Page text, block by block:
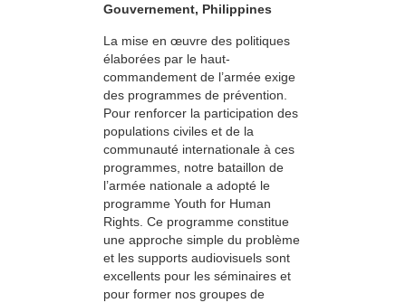
Gouvernement, Philippines
La mise en œuvre des politiques
élaborées par le haut-
commandement de l’armée exige
des programmes de prévention.
Pour renforcer la participation des
populations civiles et de la
communauté internationale à ces
programmes, notre bataillon de
l’armée nationale a adopté le
programme Youth for Human
Rights. Ce programme constitue
une approche simple du problème
et les supports audiovisuels sont
excellents pour les séminaires et
pour former nos groupes de